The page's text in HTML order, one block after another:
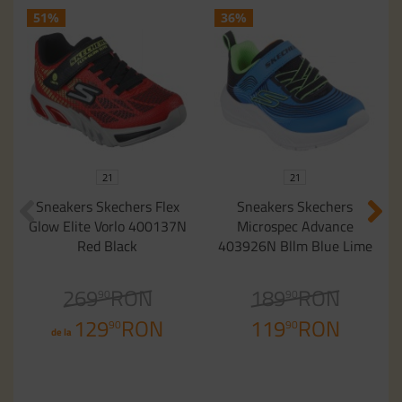
51%
21
Sneakers Skechers Flex
Glow Elite Vorlo 400137N
Red Black
269 90RON
de la 12990RON
36%
21
Sneakers Skechers
Microspec Advance
403926N Bllm Blue Lime
189 90RON
11990RON